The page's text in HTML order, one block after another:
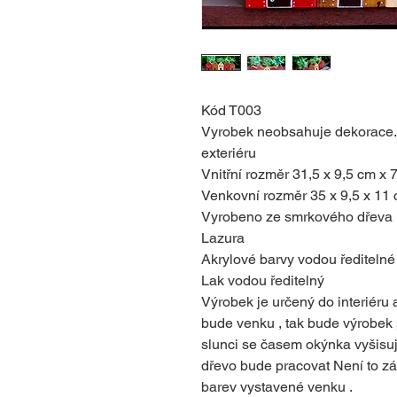
Kód T003
Vyrobek neobsahuje
exteriéru
Vnitřní rozměr 31,5 x 9,5 cm x
Venkovní rozměr 35 x 9,5 x 11
Vyrobeno ze smrkového dřeva
Lazura
Akrylové barvy vodou ředitelné
Lak vodou ředitelný
Výrobek je určený do interiéru
bude venku , tak bude
slunci se časem okýnka
dřevo bude pracovat Není to
barev vystavené venku .